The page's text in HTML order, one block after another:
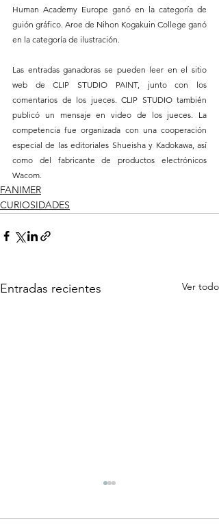
Human Academy Europe ganó en la categoría de
guión gráfico. Aroe de Nihon Kogakuin College ganó
en la categoría de ilustración.
Las entradas ganadoras se pueden leer en el sitio
web de CLIP STUDIO PAINT, junto con los
comentarios de los jueces. CLIP STUDIO también
publicó un mensaje en video de los jueces. La
competencia fue organizada con una cooperación
especial de las editoriales Shueisha y Kadokawa, así
como del fabricante de productos electrónicos
Wacom.
FANIMER
CURIOSIDADES
Entradas recientes Ver todo